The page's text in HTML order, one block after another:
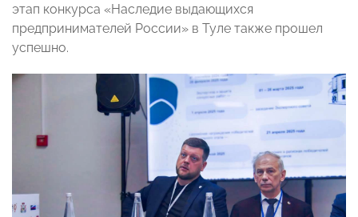
этап конкурса «Наследие выдающихся
предпринимателей России» в Туле также прошел
успешно.